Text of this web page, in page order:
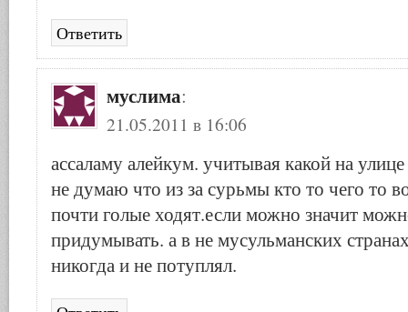
Ответить
муслима:
21.05.2011 в 16:06
ассаламу алейкум. учитывая какой на улице
не думаю что из за сурьмы кто то чего то
почти голые ходят.если можно значит
придумывать. а в не мусульманских
никогда и не потуплял.